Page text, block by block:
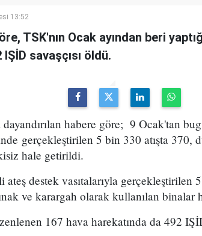
13:52
TSK'nın Ocak ayından beri
savaşçısı öldü.
habere göre; 9 Ocak'tan
gerçekleştirilen 5 bin 330 atışta 370,
hale getirildi.
ateş destek vasıtalarıyla gerçekleştirilen
ve karargah olarak kullanılan binalar
167 hava harekatında da 492